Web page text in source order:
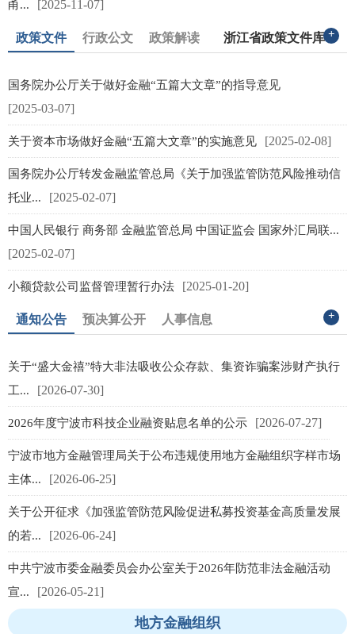
甬...
[2025-11-07]
政策文件 行政公文 政策解读 浙江省政策文件库 +
国务院办公厅关于做好金融“五篇大文章”的指导意见
[2025-03-07]
关于资本市场做好金融“五篇大文章”的实施意见 [2025-02-08]
国务院办公厅转发金融监管总局《关于加强监管防范风险推动信
托业...
[2025-02-07]
中国人民银行 商务部 金融监管总局 中国证监会 国家外汇局联...
[2025-02-07]
小额贷款公司监督管理暂行办法 [2025-01-20]
通知公告 预决算公开 人事信息 +
关于“盛大金禧”特大非法吸收公众存款、集资诈骗案涉财产执行
工...
[2026-07-30]
2026年度宁波市科技企业融资贴息名单的公示 [2026-07-27]
宁波市地方金融管理局关于公布违规使用地方金融组织字样市场
主体...
[2026-06-25]
关于公开征求《加强监管防范风险促进私募投资基金高质量发展
的若...
[2026-06-24]
中共宁波市委金融委员会办公室关于2026年防范非法金融活动
宣...
[2026-05-21]
地方金融组织